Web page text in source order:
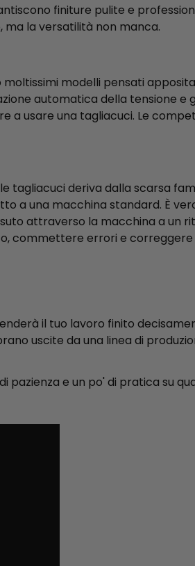
finiture pulite e
ma la versatilità non manca.
modelli pensati
automatica della tensione e
usare una tagliacuci. Le
tagliacuci deriva dalla scarsa
a una macchina standard. È
attraverso la macchina a un
commettere errori e correggere
il tuo lavoro finito
uscite da una linea di
pazienza e un po' di pratica su